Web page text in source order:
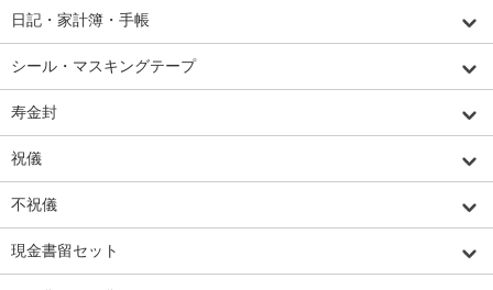
日記・家計簿・手帳
シール・マスキングテープ
寿金封
祝儀
不祝儀
現金書留セット